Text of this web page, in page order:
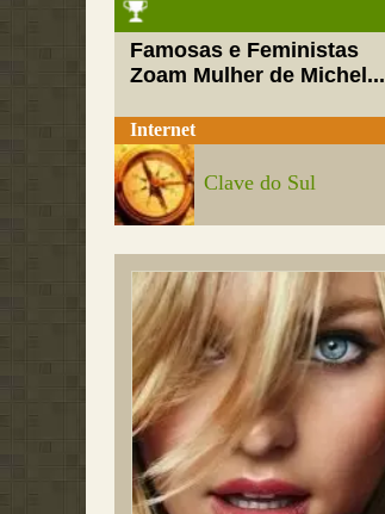
Famosas e Feministas
Zoam Mulher de Michel...
Internet
Clave do Sul